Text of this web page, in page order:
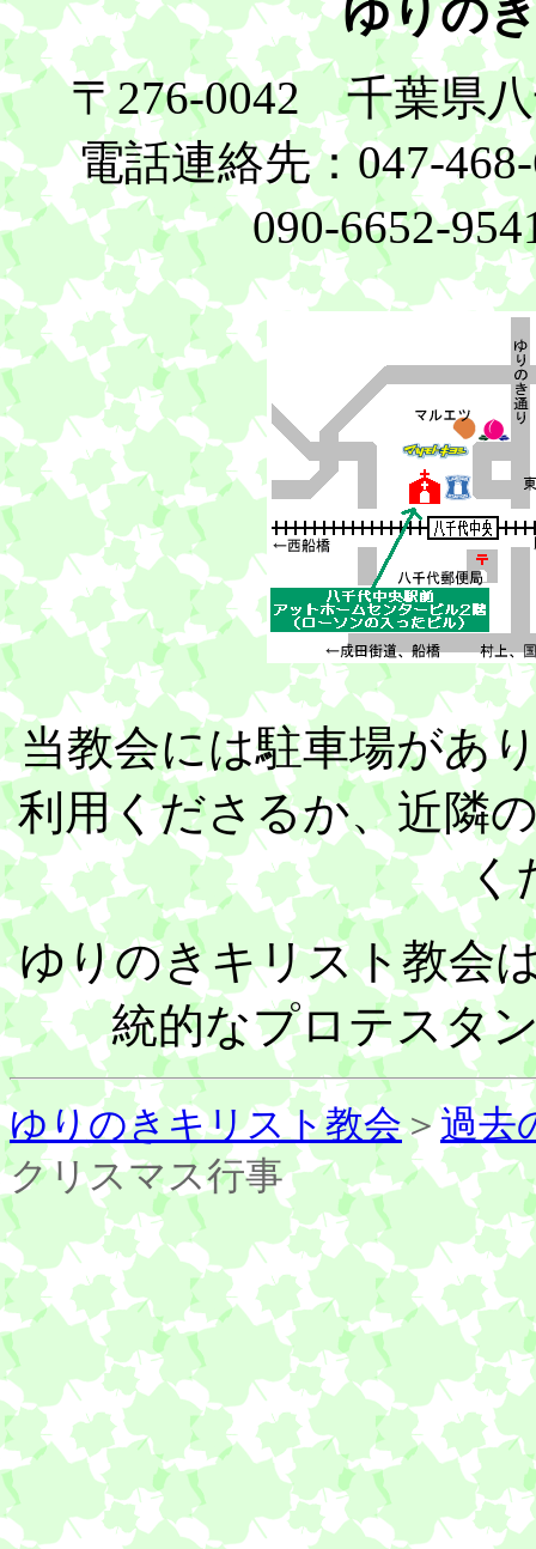
ゆりの
〒276-0042 千葉県
電話連絡先：047-
090-6652-
当教会には駐車場があ
利用くださるか、近隣
く
ゆりのきキリスト教会
統的なプロテスタ
ゆりのきキリスト教会＞過去
クリスマス行事